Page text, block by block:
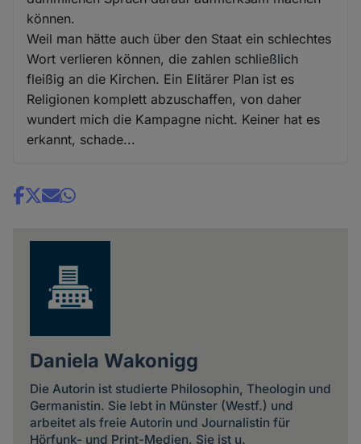
können.
Weil man hätte auch über den Staat ein schlechtes
Wort verlieren können, die zahlen schließlich
fleißig an die Kirchen. Ein Elitärer Plan ist es
Religionen komplett abzuschaffen, von daher
wundert mich die Kampagne nicht. Keiner hat es
erkannt, schade...
Share
Daniela Wakonigg
Die Autorin ist studierte Philosophin, Theologin und
Germanistin. Sie lebt in Münster (Westf.) und
arbeitet als freie Autorin und Journalistin für
Hörfunk- und Print-Medien. Sie ist u.